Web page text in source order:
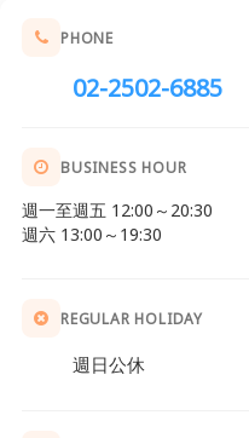
PHONE
02-2502-6885
BUSINESS HOUR
週一至週五 12:00～20:30
週六 13:00～19:30
REGULAR HOLIDAY
週日公休